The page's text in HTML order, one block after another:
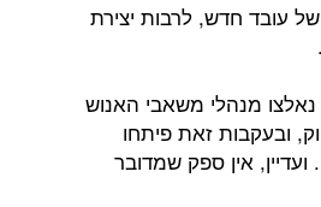
עובד חדש, לרבות יצירת
מנהלי משאבי האנוש
ובעקבות זאת פיתחו
ועדיין, אין ספק שמדובר